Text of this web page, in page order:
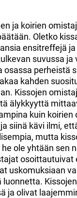
ja koirien
Oletko
ensitreffejä
suvussa ja
perheistä
kahden
Kissojen
älykkyyttä
kuin
siinä kävi ilmi,
mutta
ole yhtään sen
osoittautuivat
uskomuksiaan
ja olivat